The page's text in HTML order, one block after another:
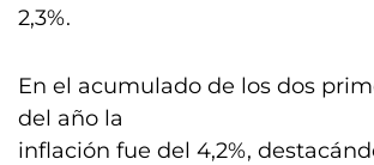
2,3%.
En el acumulado de los dos
del año la
inflación fue del 4,2%,